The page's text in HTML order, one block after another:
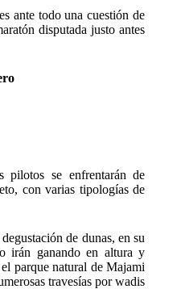
ante todo una cuestión de
disputada justo antes
pilotos se enfrentarán de
con varias tipologías de
de dunas, en su
irán ganando en altura y
parque natural de Majami
travesías por wadis